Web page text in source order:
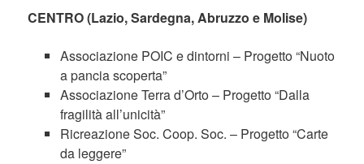
CENTRO (Lazio, Sardegna, Abruzzo e Molise)
Associazione POIC e dintorni – Progetto “Nuoto
a pancia scoperta”
Associazione Terra d’Orto – Progetto “Dalla
fragilità all’unicità”
Ricreazione Soc. Coop. Soc. – Progetto “Carte
da leggere”